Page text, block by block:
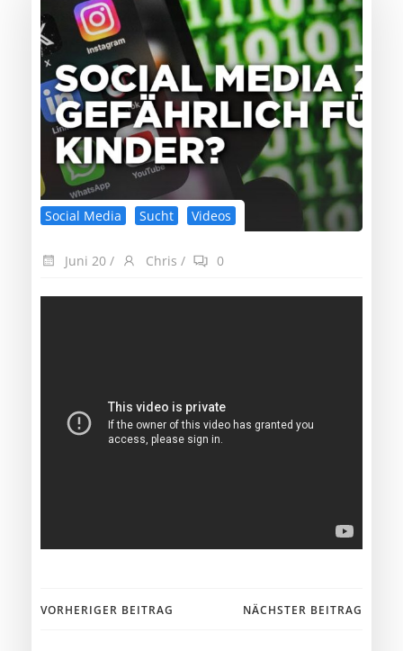
Social Media Sucht Videos
Juni 20 / Chris / 0
Beitragsnavigation
VORHERIGER BEITRAG NÄCHSTER BEITRAG